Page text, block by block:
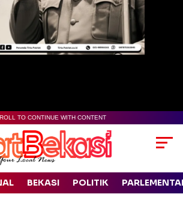
TO CONTINUE WITH CONTENT
BEKASI POLITIK